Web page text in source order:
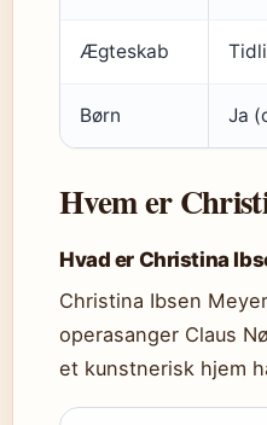
Ægteskab
Børn Ja
Hvem er
Hvad er Christina
Christina Ibsen
operasanger Claus
et kunstnerisk hjem